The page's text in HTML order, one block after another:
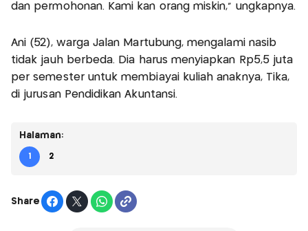
dan permohonan. Kami kan orang miskin," ungkapnya.
Ani (52), warga Jalan Martubung, mengalami nasib
tidak jauh berbeda. Dia harus menyiapkan Rp5,5 juta
per semester untuk membiayai kuliah anaknya, Tika,
di jurusan Pendidikan Akuntansi.
Halaman:
1 2
Share